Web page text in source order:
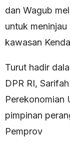
dan Wagub
untuk
kawasan
Turut hadir
DPR RI,
Perekonomian
pimpinan
Pemprov